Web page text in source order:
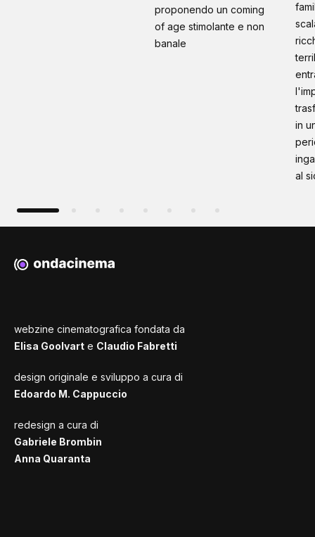
proponendo un coming
of age stimolante e non
banale
in
al
webzine cinematografica fondata da
Elisa Goolvart e Claudio Fabretti
design originale e sviluppo a cura di
Edoardo M. Cappuccio
redesign a cura di
Gabriele Brombin
Anna Quaranta